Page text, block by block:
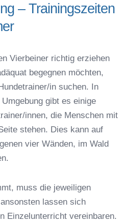
Hundetrainer aus
in Arnbruck oder online
Training und
Beschäftigung
in Arnbruck
in
Hundetrainer in
– Trainingszeiten
Vierbeiner richtig erziehen
begegnen möchten,
in suchen. In
gibt es einige
innen, die Menschen mit
stehen. Dies kann auf
vier Wänden, im Wald
muss die jeweiligen
lassen sich
Einzelunterricht vereinbaren.